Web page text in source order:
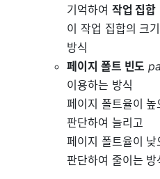
기억하여 작업 집합
이 작업 집합의 크
방식
페이지 폴트 빈도
이용하는 방식
페이지 폴트율이
판단하여 늘리고
페이지 폴트율이
판단하여 줄이는 방